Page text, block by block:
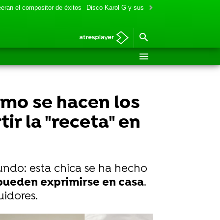
el compositor de éxitos Disco Karol G y sus colaboraciones
se hacen los
la "receta" en
esta chica se ha hecho
exprimirse en casa.